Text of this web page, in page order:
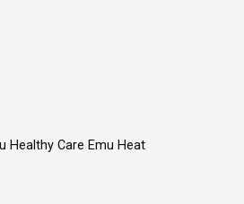
Healthy Care Emu Heat